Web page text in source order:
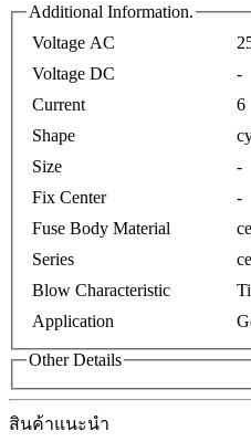
Additional Information.
Voltage AC
Voltage DC
-
Current
6
Shape
Size
-
Fix Center
-
Fuse Body Material
Series
Blow Characteristic
Application
Other Details
สินค้าแนะนำ